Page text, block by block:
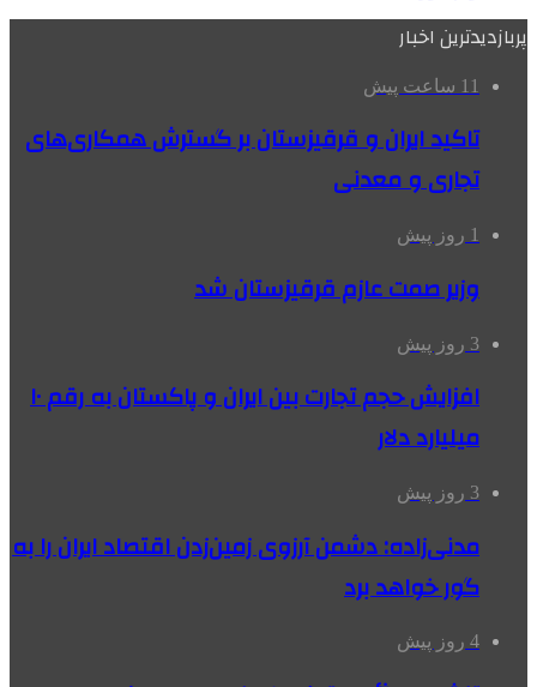
پربازدیدترین اخبار
11 ساعت پیش
تاکید ایران و قرقیزستان بر گسترش همکاری‌های
تجاری و معدنی
1 روز پیش
وزیر صمت عازم قرقیزستان شد
3 روز پیش
افزایش حجم تجارت بین ایران و پاکستان به رقم ۱۰
میلیارد دلار
3 روز پیش
مدنی‌زاده: دشمن آرزوی زمین‌زدن اقتصاد ایران را به
گور خواهد برد
4 روز پیش